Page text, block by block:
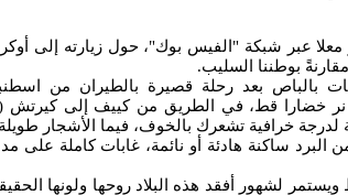
عبر شبكة "الفيس بوك"، حول زيارته إلى
بوطننا السليب.
بالقطار، 4 ساعات بالباص بعد رحلة قصيرة بالطيران
نر خضارا قط، في الطريق من كييف إلى كيرتش
خرافية تشعرك بالخوف، فيما الأشجار طويلة
ساكنة هادئة أو نائمة، غابات كاملة على
لشهور أفقد هذه البلاد روحها ولونها